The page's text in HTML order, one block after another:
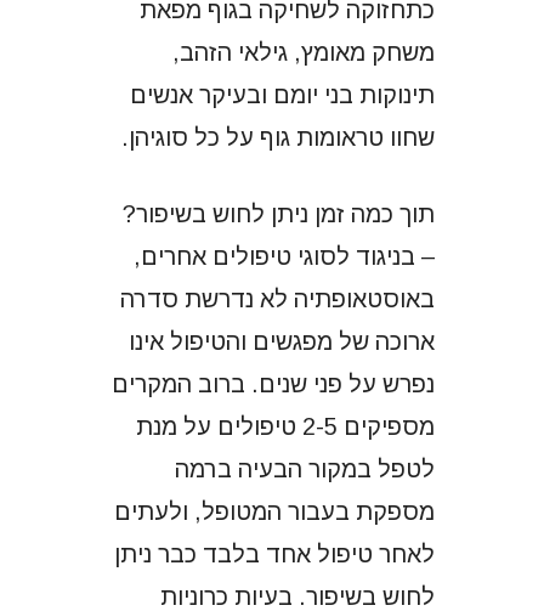
כתחזוקה לשחיקה בגוף מפאת
משחק מאומץ, גילאי הזהב,
תינוקות בני יומם ובעיקר אנשים
שחוו טראומות גוף על כל סוגיהן.
תוך כמה זמן ניתן לחוש בשיפור?
– בניגוד לסוגי טיפולים אחרים,
באוסטאופתיה לא נדרשת סדרה
ארוכה של מפגשים והטיפול אינו
נפרש על פני שנים. ברוב המקרים
מספיקים 2-5 טיפולים על מנת
לטפל במקור הבעיה ברמה
מספקת בעבור המטופל, ולעתים
לאחר טיפול אחד בלבד כבר ניתן
לחוש בשיפור. בעיות כרוניות